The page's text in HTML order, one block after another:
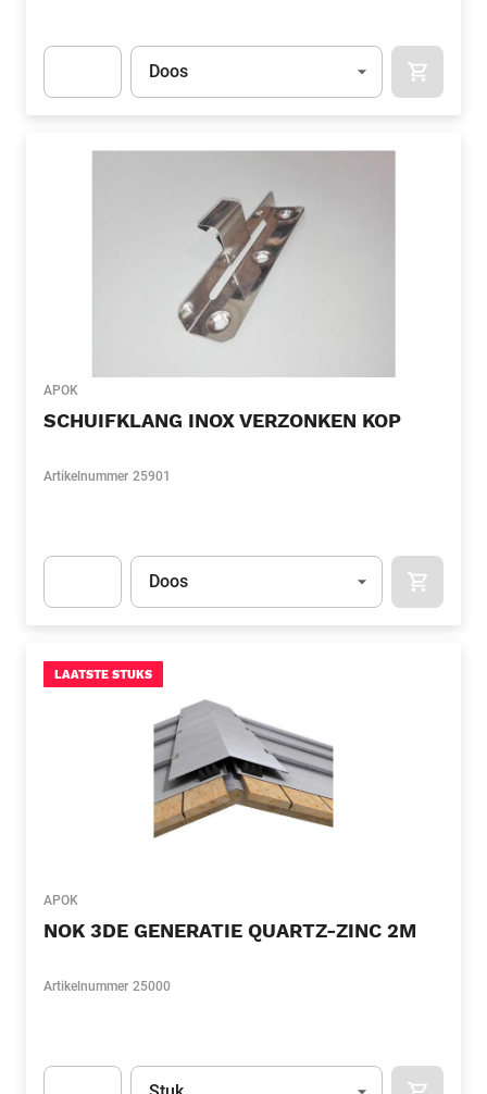
Eenheid
Doos
APOK
SCHUIFKLANG INOX VERZONKEN KOP
Artikelnummer 25901
Eenheid
Doos
LAATSTE STUKS
APOK
NOK 3DE GENERATIE QUARTZ-ZINC 2M
Artikelnummer 25000
Eenheid